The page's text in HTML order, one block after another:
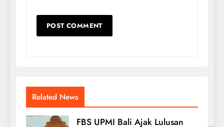
Related News
FBS UPMI Bali Ajak Lulusan